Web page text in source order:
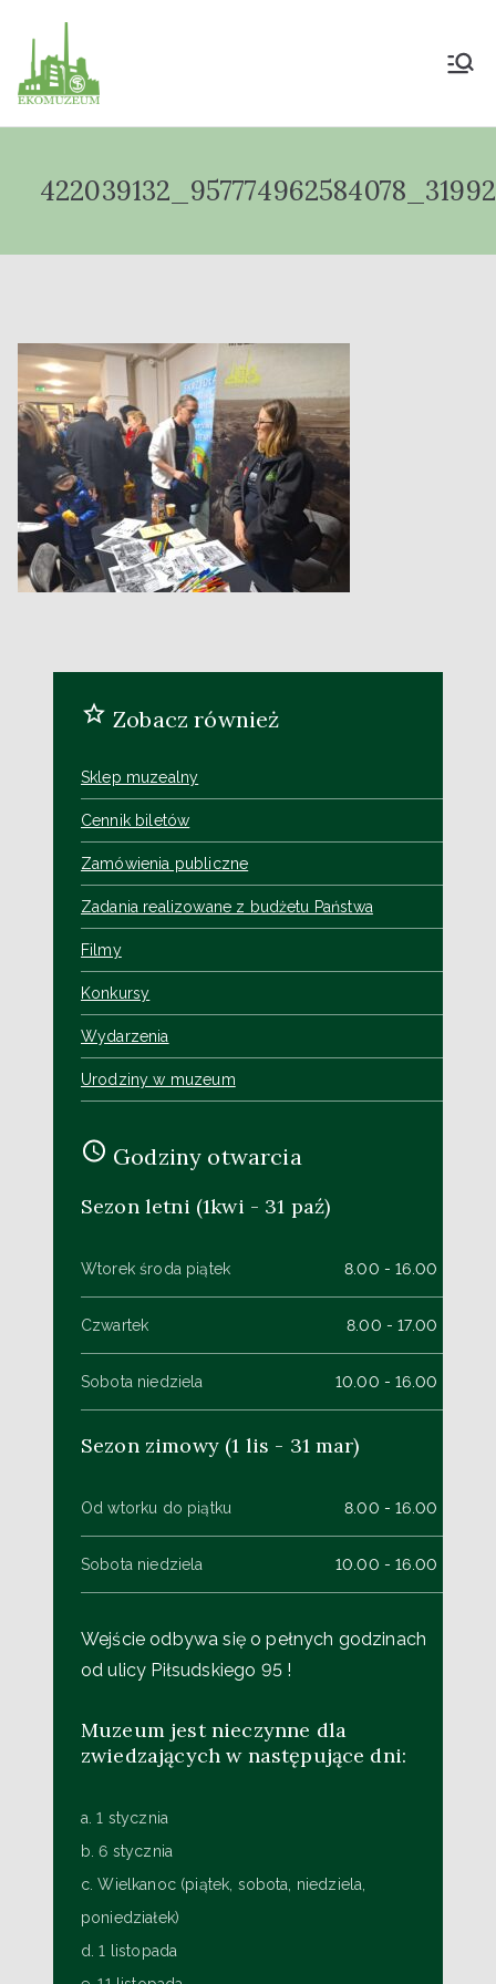
Muzeum Przyrody
"Ekomuzeum" im.
Jana Pazdura
Zobacz również
Sklep muzealny
Cennik biletów
Zamówienia publiczne
Zadania realizowane z budżetu Państwa
Filmy
Konkursy
Wydarzenia
Urodziny w muzeum
Godziny otwarcia
Sezon letni (1kwi - 31 paź)
Wtorek środa piątek 8.00 - 16.00
Czwartek 8.00 - 17.00
Sobota niedziela 10.00 - 16.00
Sezon zimowy (1 lis - 31 mar)
Od wtorku do piątku 8.00 - 16.00
Sobota niedziela 10.00 - 16.00
Wejście odbywa się o pełnych godzinach
od ulicy Piłsudskiego 95 !
Muzeum jest nieczynne dla
zwiedzających w następujące dni:
a. 1 stycznia
b. 6 stycznia
c. Wielkanoc (piątek, sobota, niedziela,
poniedziałek)
d. 1 listopada